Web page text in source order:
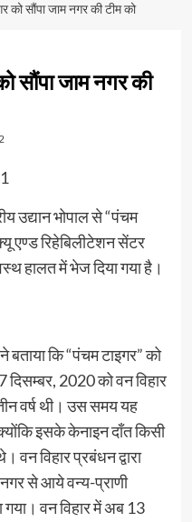
को सौंपा जाम नगर की टीम को
सौंपा जाम नगर की
उद्यान भोपाल से “पंचम
एण्ड रिहेबिलीटेशन सेंटर
हालत में भेज दिया गया है।
बताया कि “पंचम टाइगर” को
दिसम्बर, 2020 को वन विहार
वर्ष थी। उस समय यह
इसके केनाइन दाँत किसी
वन विहार प्रबंधन द्वारा
से आये वन्य-प्राणी
गया। वन विहार में अब 13